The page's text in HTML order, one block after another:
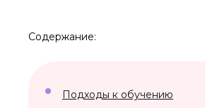
Содержание:
Подходы к обучению